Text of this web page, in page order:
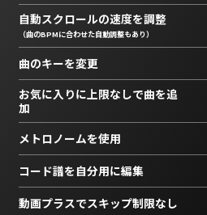
自動スクロールの速度を調整
（曲のBPMに合わせた自動調整もあり）
曲のキーを変更
お気に入りに上限なしで曲を追
加
メトロノームを使用
コード譜を自分用に編集
動画プラスでスキップ制限なし